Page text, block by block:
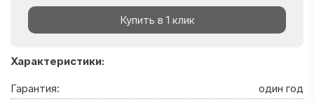
Купить в 1 клик
Характеристики:
Гарантия:
один год